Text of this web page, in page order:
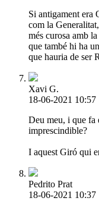
Si antigament era
com la
més curosa amb
que també hi ha
que hauria de ser
Xavi G.
18-06-2021 10:57
Deu meu, i que
imprescindible?
I aquest Giró qui
Pedrito Prat
18-06-2021 10:37